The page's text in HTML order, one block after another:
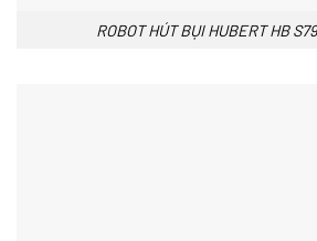
ROBOT HÚT BỤI HUBERT HB